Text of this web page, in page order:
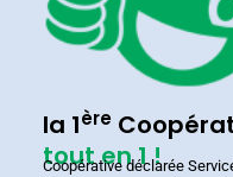
la 1ère
tout en 1 !
Coopérative déclarée